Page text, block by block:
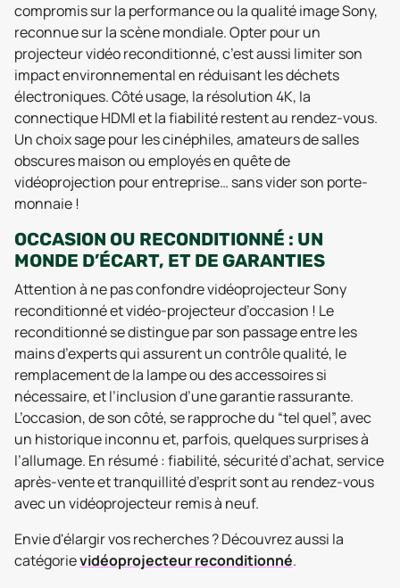
compromis sur la performance ou la qualité image Sony,
reconnue sur la scène mondiale. Opter pour un
projecteur vidéo reconditionné, c’est aussi limiter son
impact environnemental en réduisant les déchets
électroniques. Côté usage, la résolution 4K, la
connectique HDMI et la fiabilité restent au rendez-vous.
Un choix sage pour les cinéphiles, amateurs de salles
obscures maison ou employés en quête de
vidéoprojection pour entreprise… sans vider son porte-
monnaie !
OCCASION OU RECONDITIONNÉ : UN
MONDE D’ÉCART, ET DE GARANTIES
Attention à ne pas confondre vidéoprojecteur Sony
reconditionné et vidéo-projecteur d’occasion ! Le
reconditionné se distingue par son passage entre les
mains d’experts qui assurent un contrôle qualité, le
remplacement de la lampe ou des accessoires si
nécessaire, et l’inclusion d’une garantie rassurante.
L’occasion, de son côté, se rapproche du “tel quel”, avec
un historique inconnu et, parfois, quelques surprises à
l’allumage. En résumé : fiabilité, sécurité d’achat, service
après-vente et tranquillité d’esprit sont au rendez-vous
avec un vidéoprojecteur remis à neuf.
Envie d'élargir vos recherches ? Découvrez aussi la
catégorievidéoprojecteur reconditionné.